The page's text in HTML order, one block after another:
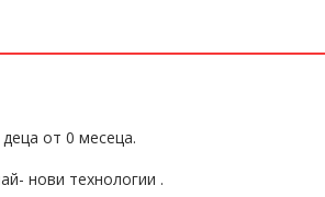
от 0 месеца.
нови технологии .